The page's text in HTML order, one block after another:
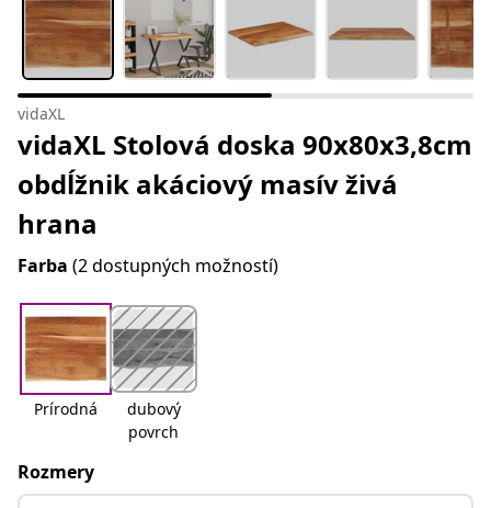
vidaXL
vidaXL Stolová doska 90x80x3,8cm
obdĺžnik akáciový masív živá
hrana
Farba (2 dostupných možností)
Prírodná
dubový
povrch
Rozmery